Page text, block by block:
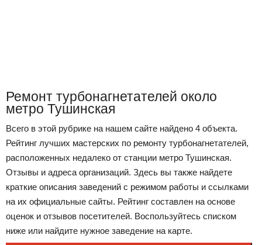
Ремонт турбонагнетателей около
метро Тушинская
Всего в этой рубрике на нашем сайте найдено 4 объекта.
Рейтинг лучших мастерских по ремонту турбонагнетателей,
расположенных недалеко от станции метро Тушинская.
Отзывы и адреса организаций. Здесь вы также найдете
краткие описания заведений с режимом работы и ссылками
на их официальные сайты. Рейтинг составлен на основе
оценок и отзывов посетителей. Воспользуйтесь списком
ниже или найдите нужное заведение на карте.